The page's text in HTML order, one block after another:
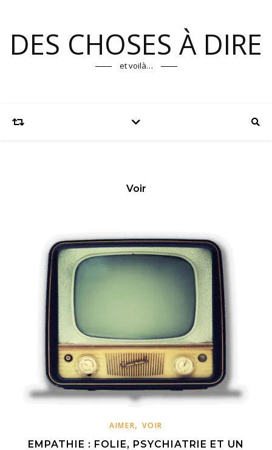
DES CHOSES À DIRE
et voilà…
Voir
AIMER,VOIR
EMPATHIE : FOLIE, PSYCHIATRIE ET UN